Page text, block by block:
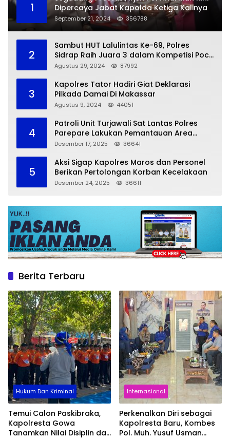
1
Dipercaya Jabat Kapolda Ketiga Kalinya
September 21, 2024 356788
2
Sambut HUT Lalulintas Ke-69, Polres
Sidrap Raih Juara 3 dalam Kompetisi Pocil
Zona 5
Agustus 29, 2024 87992
3
Kapolres Tator Hadiri Giat Deklarasi
Pilkada Damai Di Makassar
Agustus 9, 2024 44051
4
Patroli Unit Turjawali Sat Lantas Polres
Parepare Lakukan Pemantauan Area
Larangan Parkir
Desember 17, 2025 36641
5
Aksi Sigap Kapolres Maros dan Personel
Berikan Pertolongan Korban Kecelakaan
Desember 24, 2025 36611
Berita Terbaru
Hukum Dan Kriminal
Temui Calon Paskibraka,
Kapolresta Gowa
Tanamkan Nilai Disiplin dan
Internasional
Perkenalkan Diri sebagai
Kapolresta Baru, Kombes
Pol. Muh. Yusuf Usman